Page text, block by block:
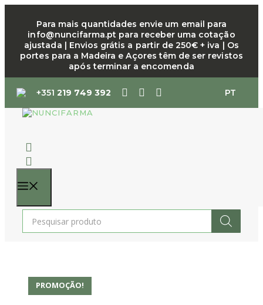
conteúdo
Para mais quantidades envie um email para
info@nuncifarma.pt para receber uma cotação
ajustada | Envios grátis a partir de 250€ + iva | Os
portes para a Madeira e Açores têm de ser revistos
após terminar a encomenda
+351219 749 392 PT
Products
search
PROMOÇÃO!